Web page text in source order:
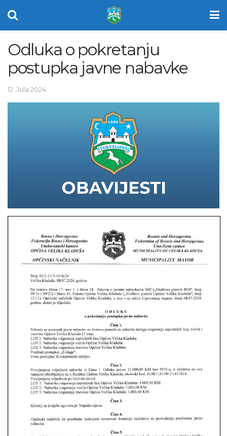
Odluka o pokretanju
postupka javne nabavke
12. Jula 2024.